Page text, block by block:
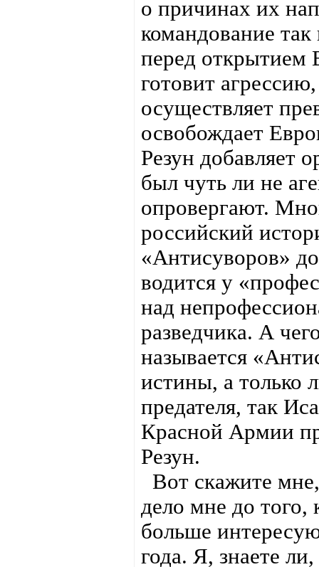
о причинах их
командование
перед открытием
готовит
осуществляет
освобождает
Резун добавляет
был чуть ли не
опровергают.
российский
«Антисуворов»
водится у
над
разведчика. А
называется
истины, а только
предателя, так
Красной Армии
Резун.
Вот скажите
дело мне до
больше
года. Я, знаете